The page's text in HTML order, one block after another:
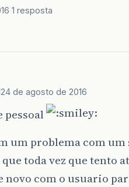
1 resposta
24 de agosto de 2016
pessoal
um problema com um
toda vez que tento
novo com o usuario